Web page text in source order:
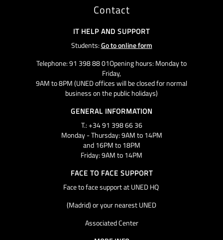
Contact
IT HELP AND SUPPORT
Students:Go to online form
Telephone: 91 398 88 01Opening hours: Monday to
Friday,
9AM to 8PM (UNED offices will be closed for normal
business on the public holidays)
GENERAL INFORMATION
T.: +34 91 398 66 36
Monday - Thursday: 9AM to 14PM
and 16PM to 18PM
Friday: 9AM to 14PM
FACE TO FACE SUPPORT
Face to face support at UNED HQ
(Madrid) or your nearest UNED
Associated Center